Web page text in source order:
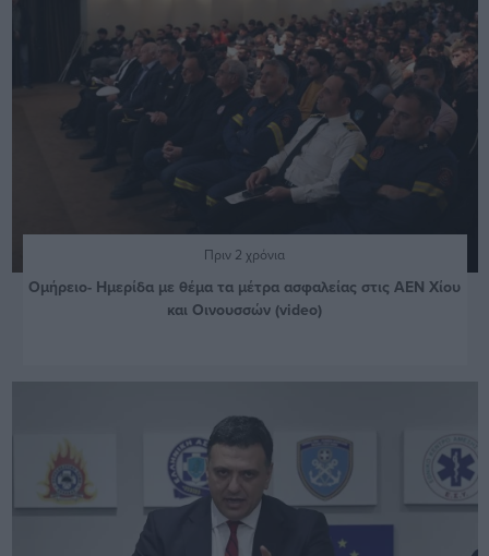
Πριν 2 χρόνια
Ομήρειο- Ημερίδα με θέμα τα μέτρα ασφαλείας στις ΑΕΝ Χίου
και Οινουσσών (video)